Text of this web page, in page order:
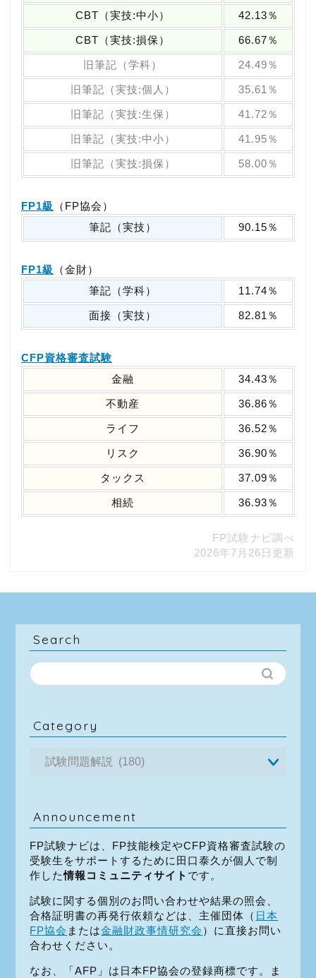
CBT（実技:中小） 42.13％
CBT（実技:損保） 66.67％
旧筆記（学科） 24.49％
旧筆記（実技:個人） 35.61％
旧筆記（実技:生保） 41.72％
旧筆記（実技:中小） 41.95％
旧筆記（実技:損保） 58.00％
FP1級
（FP協会）
筆記（実技）
90.15％
FP1級
（金財）
筆記（学科）
11.74％
面接（実技） 82.81％
CFP資格審査試験
金融
34.43％
不動産 36.86％
ライフ 36.52％
リスク 36.90％
タックス 37.09％
相続 36.93％
FP試験ナビ調べ
2026年7月26日更新
Search
Category
Announcement
FP試験ナビは、FP技能検定やCFP資格審査試験の
受験生をサポートするために田口泰久が個人で制
作した情報コミュニティサイト です。
試験に関する個別のお問い合わせや結果の照会、
合格証明書の再発行依頼などは、主催団体（ 日本
FP協会 または金融財政事情研究会 ）に直接お問い
合わせください。
なお、「AFP」は日本FP協会の登録商標です。ま